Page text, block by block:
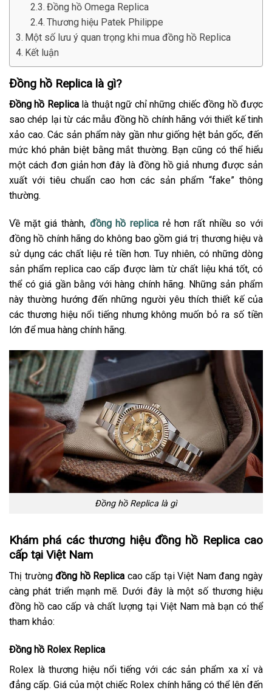
Đồng hồ Omega Replica
Thương hiệu Patek Philippe
Một số lưu ý quan trọng khi mua đồng hồ Replica
Kết luận
Đồng hồ Replica là gì?
Đồng hồ Replicalà thuật ngữ chỉ những chiếc đồng hồ được
sao chép lại từ các mẫu đồng hồ chính hãng với thiết kế tinh
xảo cao. Các sản phẩm này gần như giống hệt bản gốc, đến
mức khó phân biệt bằng mắt thường. Bạn cũng có thể hiểu
một cách đơn giản hơn đây là đồng hồ giả nhưng được sản
xuất với tiêu chuẩn cao hơn các sản phẩm “fake” thông
thường.
Về mặt giá thành, đồng hồ replica rẻ hơn rất nhiều so với
đồng hồ chính hãng do không bao gồm giá trị thương hiệu và
sử dụng các chất liệu rẻ tiền hơn. Tuy nhiên, có những dòng
sản phẩm replica cao cấp được làm từ chất liệu khá tốt, có
thể có giá gần bằng với hàng chính hãng. Những sản phẩm
này thường hướng đến những người yêu thích thiết kế của
các thương hiệu nổi tiếng nhưng không muốn bỏ ra số tiền
lớn để mua hàng chính hãng.
Đồng hồ Replica là gì
Khám phá các thương hiệu đồng hồ Replica cao
cấp tại Việt Nam
Thị trườngđồng hồ Replica cao cấp tại Việt Nam đang ngày
càng phát triển mạnh mẽ. Dưới đây là một số thương hiệu
đồng hồ cao cấp và chất lượng tại Việt Nam mà bạn có thể
tham khảo:
Đồng hồ Rolex Replica
Rolex là thương hiệu nổi tiếng với các sản phẩm xa xỉ và
đẳng cấp. Giá của một chiếc Rolex chính hãng có thể lên đến